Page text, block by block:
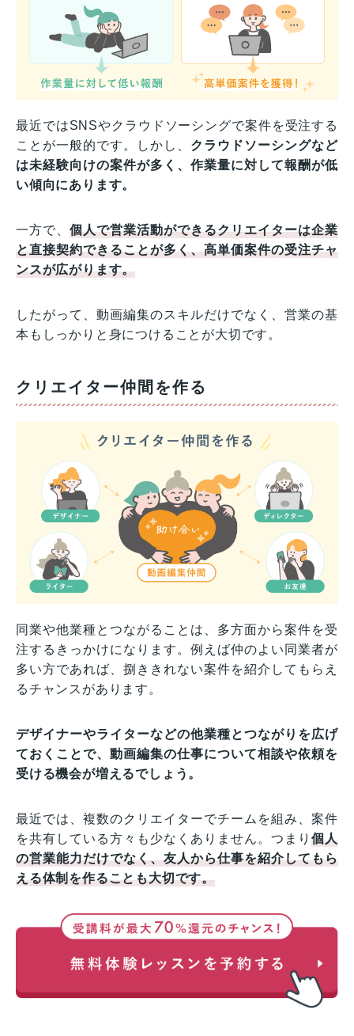
最近ではSNSやクラウドソーシングで案件を受注する
ことが一般的です。しかし、 クラウドソーシングなど
は未経験向けの案件が多く、作業量に対して報酬が低
い傾向にあります。
一方で、個人で営業活動ができるクリエイターは企業
と直接契約できることが多く、高単価案件の受注チャ
ンスが広がります。
したがって、動画編集のスキルだけでなく、営業の基
本もしっかりと身につけることが大切です。
クリエイター仲間を作る
同業や他業種とつながることは、多方面から案件を受
注するきっかけになります。例えば仲のよい同業者が
多い方であれば、捌ききれない案件を紹介してもらえ
るチャンスがあります。
デザイナーやライターなどの他業種とつながりを広げ
ておくことで、動画編集の仕事について相談や依頼を
受ける機会が増えるでしょう。
最近では、複数のクリエイターでチームを組み、案件
を共有している方々も少なくありません。つまり個人
の営業能力だけでなく、友人から仕事を紹介してもら
える体制を作ることも大切です。